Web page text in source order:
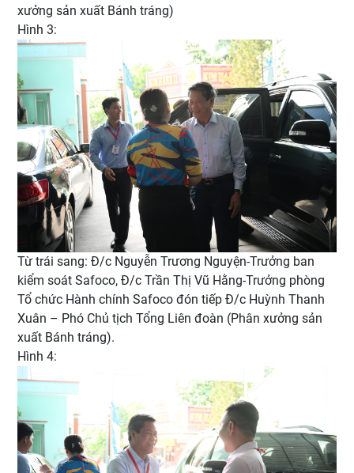
xưởng sản xuất Bánh tráng)
Hình 3:
Từ trái sang: Đ/c Nguyễn Trương Nguyện-Trưởng ban
kiểm soát Safoco, Đ/c Trần Thị Vũ Hằng-Trưởng phòng
Tổ chức Hành chính Safoco đón tiếp Đ/c Huỳnh Thanh
Xuân – Phó Chủ tịch Tổng Liên đoàn (Phân xưởng sản
xuất Bánh tráng).
Hình 4: